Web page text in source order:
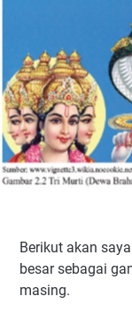
Berikut akan
besar sebagai
masing.